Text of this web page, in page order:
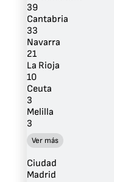
39
Cantabria
33
Navarra
21
La Rioja
10
Ceuta
3
Melilla
3
Ver más
Ciudad
Madrid